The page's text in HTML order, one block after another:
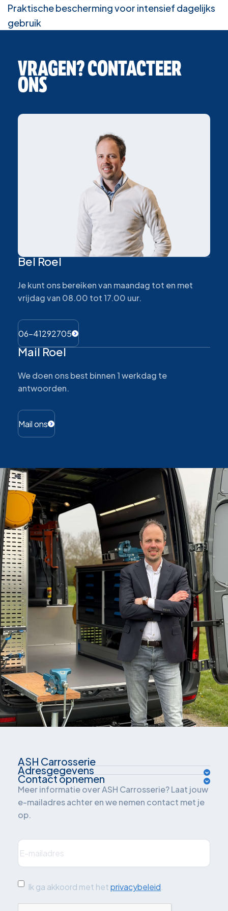
Praktische bescherming voor intensief dagelijks
gebruik
VRAGEN? CONTACTEER
ONS
Bel Roel
Je kunt ons bereiken van maandag tot en met
vrijdag van 08.00 tot 17.00 uur.
06-41292705
Mail Roel
We doen ons best binnen 1 werkdag te
antwoorden.
Mail ons
ASH Carrosserie
Over ons
Inrichtingsadvies
Oplossingen
Branches
Projecten
Quickscan: grijskenteken
Blog
Adresgegevens
Van der Waalsweg 1
3241 ME Middelharnis
Contact opnemen
Meer informatie over ASH Carrosserie? Laat jouw
e-mailadres achter en we nemen contact met je
op.
E-
mailadres(Vereist)
Ik
ga
Ik ga akkoord met hetprivacybeleid